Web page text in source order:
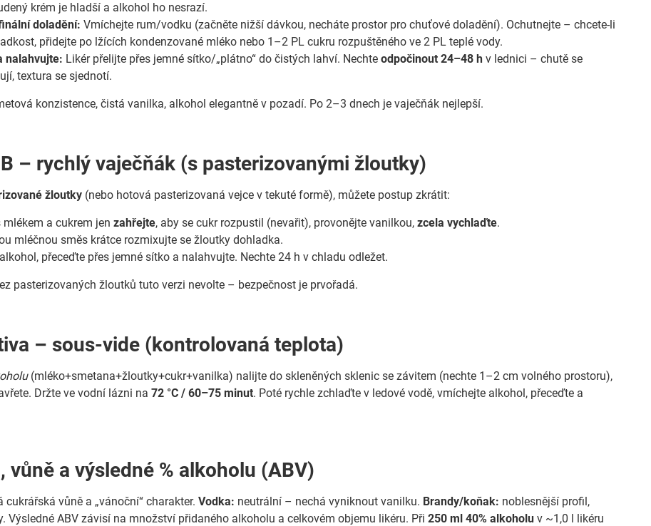
krém je hladší a alkohol ho nesrazí.
doladění: Vmíchejte rum/vodku (začněte nižší dávkou, necháte prostor pro chuťové doladění). Ochutnejte – chcete-li
přidejte po lžících kondenzované mléko nebo 1–2 PL cukru rozpuštěného ve 2 PL teplé vody.
nalahvujte: Likér přelijte přes jemné sítko/„plátno“ do čistých lahví. Nechteodpočinout 24–48 h v lednici – chutě se
textura se sjednotí.
konzistence, čistá vanilka, alkohol elegantně v pozadí. Po 2–3 dnech je vaječňák nejlepší.
– rychlý vaječňák (s pasterizovanými žloutky)
žloutky (nebo hotová pasterizovaná vejce v tekuté formě), můžete postup zkrátit:
mlékem a cukrem jenzahřejte, aby se cukr rozpustil (nevařit), provonějte vanilkou,zcela vychlaďte.
mléčnou směs krátce rozmixujte se žloutky dohladka.
přeceďte přes jemné sítko a nalahvujte. Nechte 24 h v chladu odležet.
pasterizovaných žloutků tuto verzi nevolte – bezpečnost je prvořadá.
– sous-vide (kontrolovaná teplota)
(mléko+smetana+žloutky+cukr+vanilka) nalijte do skleněných sklenic se závitem (nechte 1–2 cm volného prostoru),
Držte ve vodní lázni na72 °C / 60–75 minut. Poté rychle zchlaďte v ledové vodě, vmíchejte alkohol, přeceďte a
vůně a výsledné % alkoholu (ABV)
cukrářská vůně a „vánoční“ charakter.Vodka: neutrální – nechá vyniknout vanilku. Brandy/koňak: noblesnější profil,
Výsledné ABV závisí na množství přidaného alkoholu a celkovém objemu likéru. Při250 ml 40% alkoholu v ~1,0 l likéru